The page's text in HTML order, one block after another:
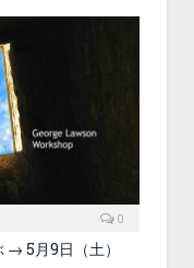
0
5月9日（土）